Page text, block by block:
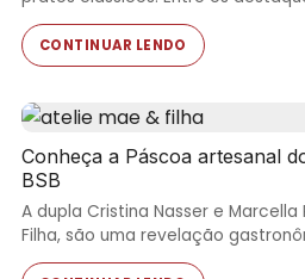
CONTINUAR LENDO
Conheça a Páscoa artesanal
BSB
A dupla Cristina Nasser e
Filha, são uma revelação